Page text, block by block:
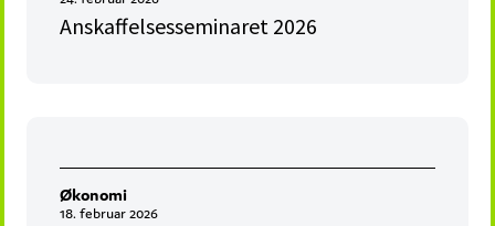
Anskaffelsesseminaret 2026
Økonomi
18. februar 2026